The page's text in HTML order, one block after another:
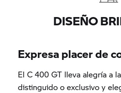
DISEÑO
Expresa placer de
ElC 400 GT lleva alegría a
distinguido o exclusivo y